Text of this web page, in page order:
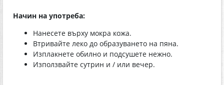
Начин на употреба:
Нанесете върху мокра кожа.
Втривайте леко до образуването на пяна.
Изплакнете обилно и подсушете нежно.
Използвайте сутрин и / или вечер.